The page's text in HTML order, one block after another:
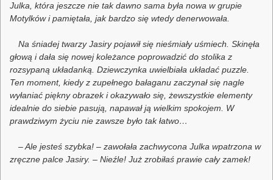
Julka, która jeszcze nie tak dawno sama była nowa w grupie
Motylków i pamiętała, jak bardzo się wtedy denerwowała.
Na śniadej twarzy Jasiry pojawił się nieśmiały uśmiech. Skinęła
głową i dała się nowej koleżance poprowadzić do stolika z
rozsypaną układanką. Dziewczynka uwielbiała układać puzzle.
Ten moment, kiedy z zupełnego bałaganu zaczynał się nagle
wyłaniać piękny obrazek i okazywało się, żewszystkie elementy
idealnie do siebie pasują, napawał ją wielkim spokojem. W
prawdziwym życiu nie zawsze było tak łatwo…
– Ale jesteś szybka! – zawołała zachwycona Julka wpatrzona w
zręczne palce Jasiry. – Nieźle! Już zrobiłaś prawie cały zamek!